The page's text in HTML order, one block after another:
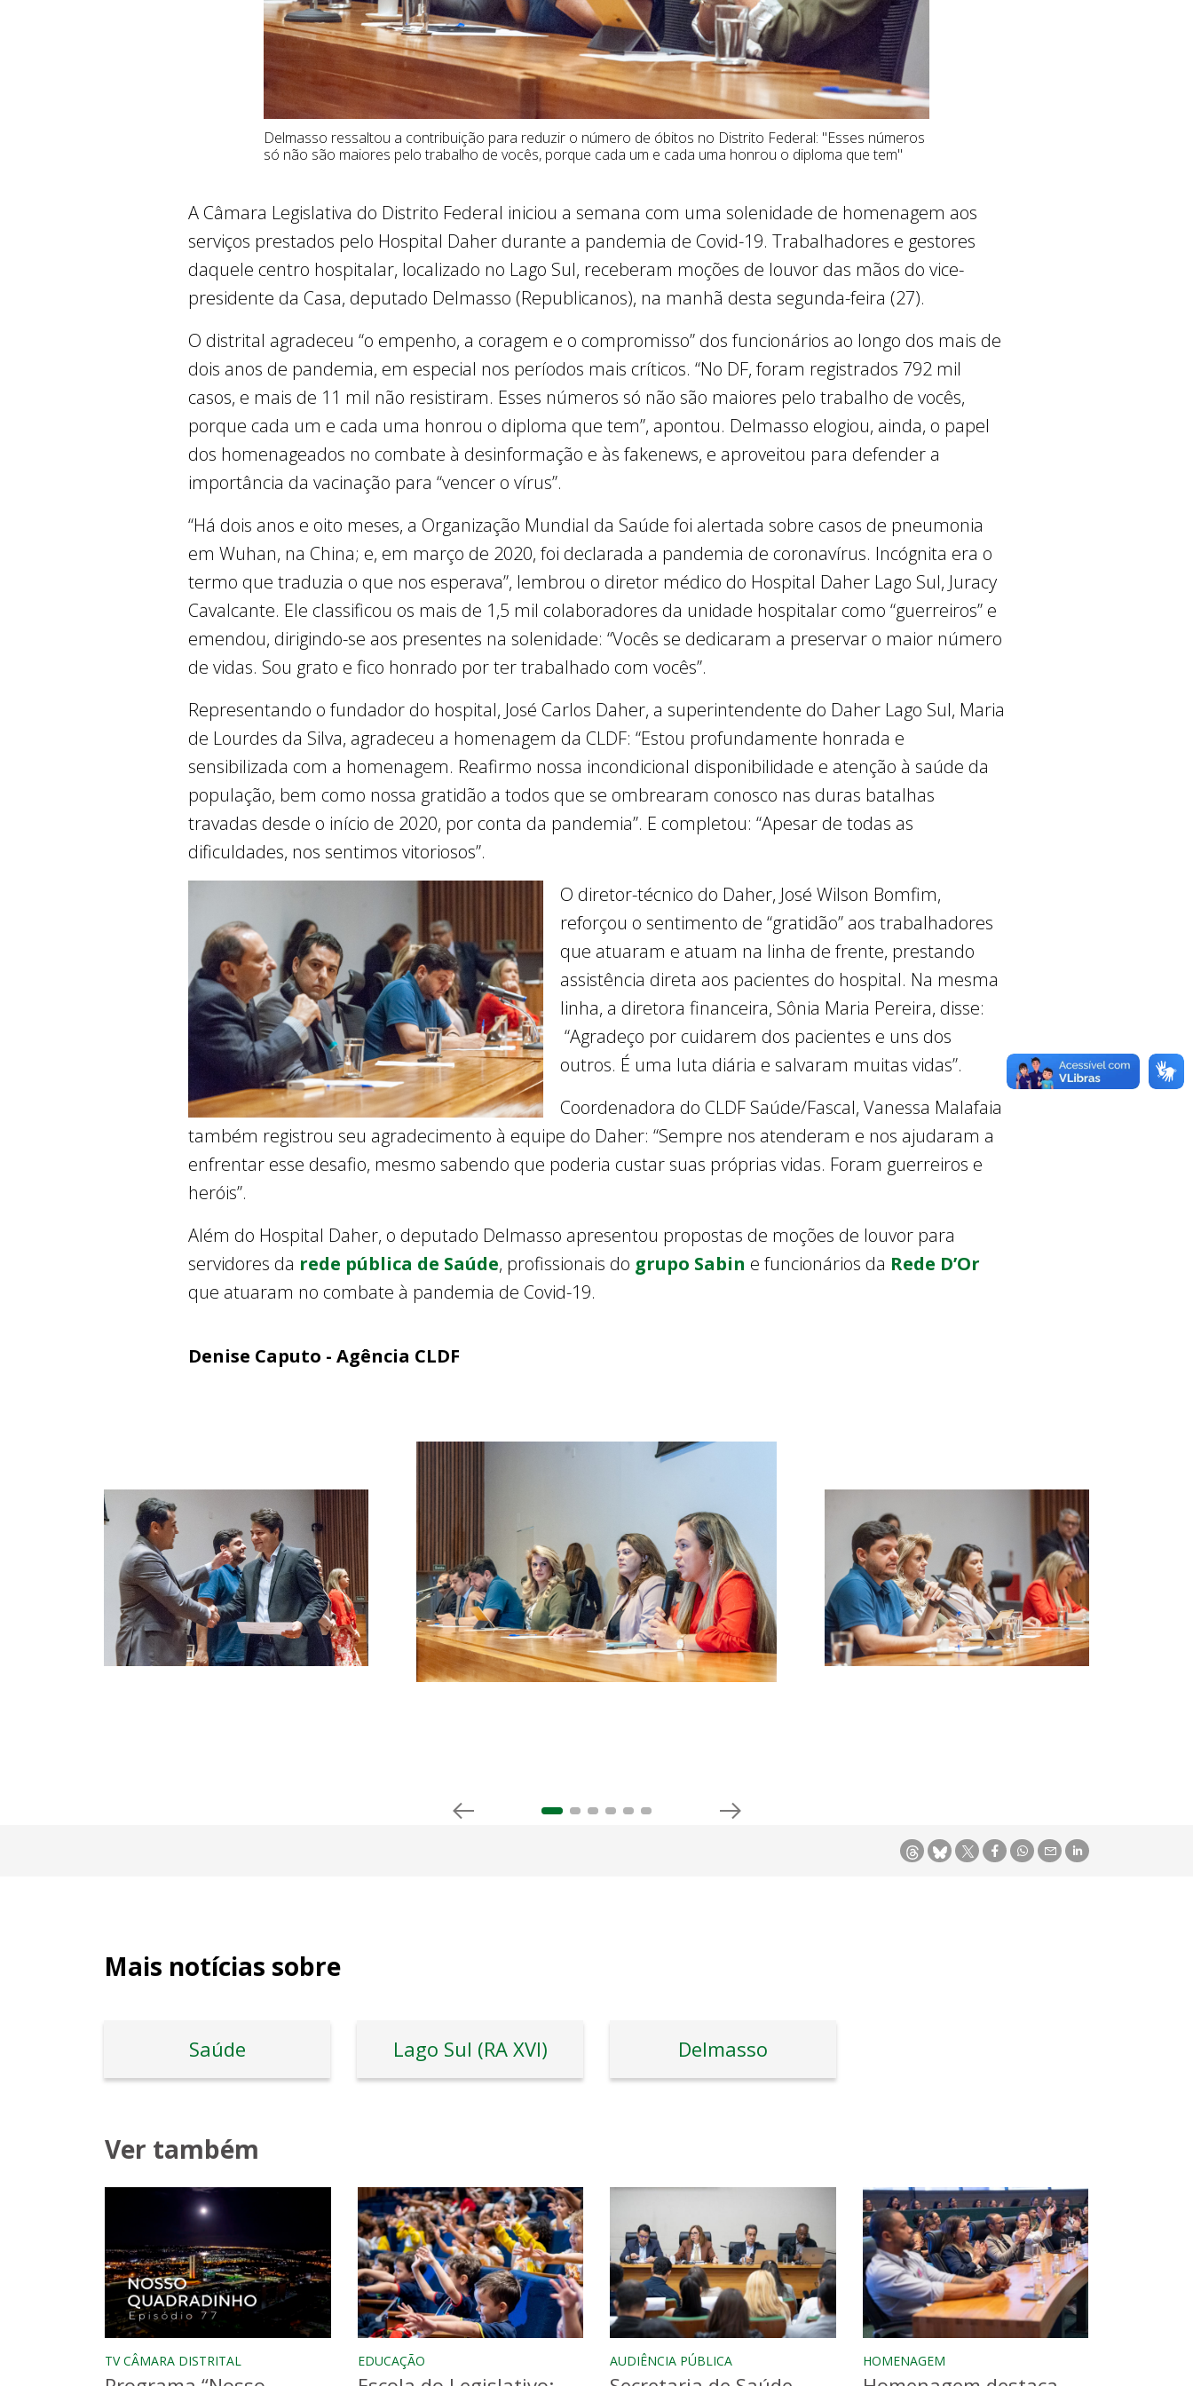
Delmasso ressaltou a contribuição para reduzir o número de óbitos no Distrito Federal: "Esses números
só não são maiores pelo trabalho de vocês, porque cada um e cada uma honrou o diploma que tem"
A Câmara Legislativa do Distrito Federal iniciou a semana com uma solenidade de homenagem aos
serviços prestados pelo Hospital Daher durante a pandemia de Covid-19. Trabalhadores e gestores
daquele centro hospitalar, localizado no Lago Sul, receberam moções de louvor das mãos do vice-
presidente da Casa, deputado Delmasso (Republicanos), na manhã desta segunda-feira (27).
O distrital agradeceu “o empenho, a coragem e o compromisso” dos funcionários ao longo dos mais de
dois anos de pandemia, em especial nos períodos mais críticos. “No DF, foram registrados 792 mil
casos, e mais de 11 mil não resistiram. Esses números só não são maiores pelo trabalho de vocês,
porque cada um e cada uma honrou o diploma que tem”, apontou. Delmasso elogiou, ainda, o papel
dos homenageados no combate à desinformação e às fakenews, e aproveitou para defender a
importância da vacinação para “vencer o vírus”.
“Há dois anos e oito meses, a Organização Mundial da Saúde foi alertada sobre casos de pneumonia
em Wuhan, na China; e, em março de 2020, foi declarada a pandemia de coronavírus. Incógnita era o
termo que traduzia o que nos esperava”, lembrou o diretor médico do Hospital Daher Lago Sul, Juracy
Cavalcante. Ele classificou os mais de 1,5 mil colaboradores da unidade hospitalar como “guerreiros” e
emendou, dirigindo-se aos presentes na solenidade: “Vocês se dedicaram a preservar o maior número
de vidas. Sou grato e fico honrado por ter trabalhado com vocês”.
Representando o fundador do hospital, José Carlos Daher, a superintendente do Daher Lago Sul, Maria
de Lourdes da Silva, agradeceu a homenagem da CLDF: “Estou profundamente honrada e
sensibilizada com a homenagem. Reafirmo nossa incondicional disponibilidade e atenção à saúde da
população, bem como nossa gratidão a todos que se ombrearam conosco nas duras batalhas
travadas desde o início de 2020, por conta da pandemia”. E completou: “Apesar de todas as
dificuldades, nos sentimos vitoriosos”.
O diretor-técnico do Daher, José Wilson Bomfim,
reforçou o sentimento de “gratidão” aos trabalhadores
que atuaram e atuam na linha de frente, prestando
assistência direta aos pacientes do hospital. Na mesma
linha, a diretora financeira, Sônia Maria Pereira, disse:
“Agradeço por cuidarem dos pacientes e uns dos
outros. É uma luta diária e salvaram muitas vidas”.
Coordenadora do CLDF Saúde/Fascal, Vanessa Malafaia
também registrou seu agradecimento à equipe do Daher: “Sempre nos atenderam e nos ajudaram a
enfrentar esse desafio, mesmo sabendo que poderia custar suas próprias vidas. Foram guerreiros e
heróis”.
Além do Hospital Daher, o deputado Delmasso apresentou propostas de moções de louvor para
servidores da rede pública de Saúde, profissionais do grupo Sabin e funcionários da Rede D’Or
que atuaram no combate à pandemia de Covid-19.
Denise Caputo - Agência CLDF
Mais notícias sobre
Saúde Lago Sul (RA XVI) Delmasso
Ver também
TV CÂMARA DISTRITAL EDUCAÇÃO AUDIÊNCIA PÚBLICA HOMENAGEM